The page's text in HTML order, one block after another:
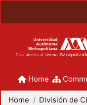
Home
Home